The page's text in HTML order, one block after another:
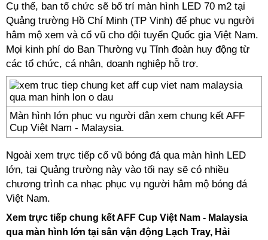
Cụ thể, ban tổ chức sẽ bố trí màn hình LED 70 m2 tại
Quảng trường Hồ Chí Minh (TP Vinh) để phục vụ người
hâm mộ xem và cổ vũ cho đội tuyển Quốc gia Việt Nam.
Mọi kinh phí do Ban Thường vụ Tỉnh đoàn huy động từ
các tổ chức, cá nhân, doanh nghiệp hỗ trợ.
Màn hình lớn phục vụ người dân xem chung kết AFF
Cup Việt Nam - Malaysia.
Ngoài xem trực tiếp cổ vũ bóng đá qua màn hình LED
lớn, tại Quảng trường này vào tối nay sẽ có nhiều
chương trình ca nhạc phục vụ người hâm mộ bóng đá
Việt Nam.
Xem trực tiếp chung kết AFF Cup Việt Nam - Malaysia
qua màn hình lớn tại sân vận động Lạch Tray, Hải